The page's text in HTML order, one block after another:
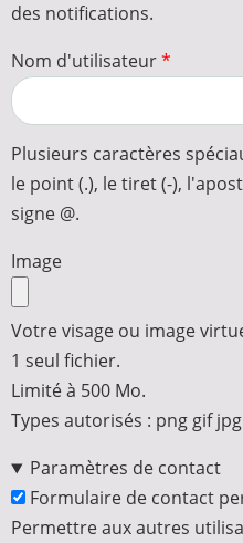
des notifications.
Nom d'utilisateur
Plusieurs caractères
le point (.), le tiret (-),
signe @.
Image
Votre visage ou image
1 seul fichier.
Limité à 500 Mo.
Types autorisés : png gif
Paramètres de contact
Formulaire de contact
Permettre aux autres